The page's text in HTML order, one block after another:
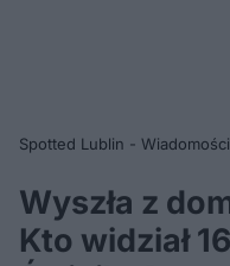
Spotted Lublin -
Wyszła z
Kto widział